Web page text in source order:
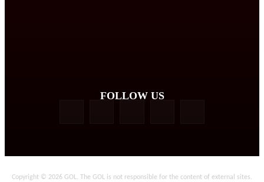
FOLLOW US
Copyright © 2026 GOL. The GOL is not responsible for the content of external sites.